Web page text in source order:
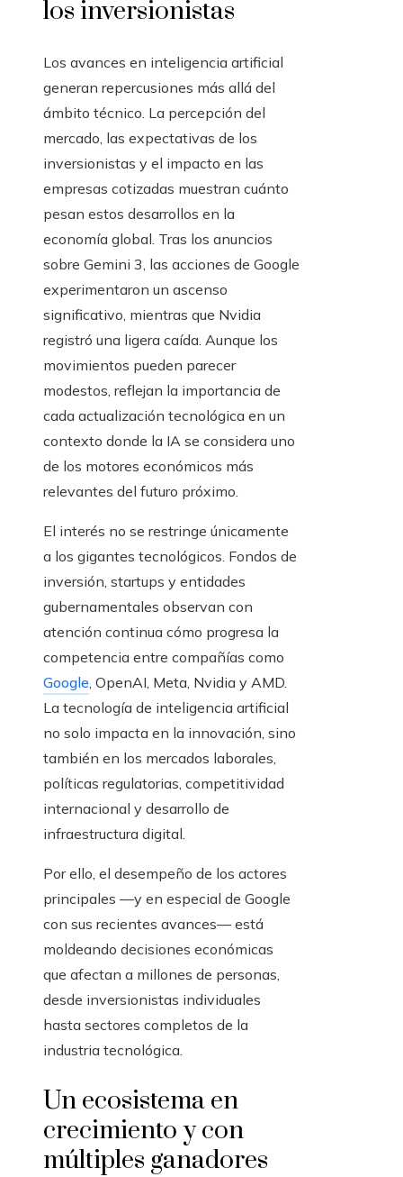
los inversionistas
Los avances en inteligencia artificial
generan repercusiones más allá del
ámbito técnico. La percepción del
mercado, las expectativas de los
inversionistas y el impacto en las
empresas cotizadas muestran cuánto
pesan estos desarrollos en la
economía global. Tras los anuncios
sobre Gemini 3, las acciones de Google
experimentaron un ascenso
significativo, mientras que Nvidia
registró una ligera caída. Aunque los
movimientos pueden parecer
modestos, reflejan la importancia de
cada actualización tecnológica en un
contexto donde la IA se considera uno
de los motores económicos más
relevantes del futuro próximo.
El interés no se restringe únicamente
a los gigantes tecnológicos. Fondos de
inversión, startups y entidades
gubernamentales observan con
atención continua cómo progresa la
competencia entre compañías como
Google , OpenAI, Meta, Nvidia y AMD.
La tecnología de inteligencia artificial
no solo impacta en la innovación, sino
también en los mercados laborales,
políticas regulatorias, competitividad
internacional y desarrollo de
infraestructura digital.
Por ello, el desempeño de los actores
principales —y en especial de Google
con sus recientes avances— está
moldeando decisiones económicas
que afectan a millones de personas,
desde inversionistas individuales
hasta sectores completos de la
industria tecnológica.
Un ecosistema en
crecimiento y con
múltiples ganadores